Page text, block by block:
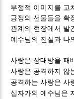
부정적 이미지를 고
긍정의 선물들을 확
관계의 현장에서 발
예수님의 진실과 나
사랑은 상대방을 패
사랑은 공격하지 않
공격하는 사랑은 사
십자가의 예수님은